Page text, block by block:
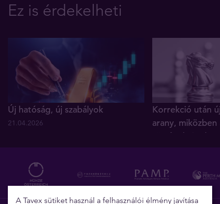
Ez is érdekelheti
Új hatóság, új szabályok
21.04.2026
Korrekció után
arany, miközben
történelmi
A Tavex sütiket használ a felhasználói élmény javítása